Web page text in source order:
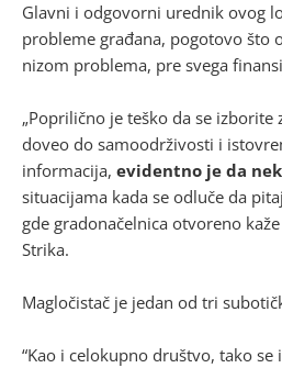
Glavni i odgovorni urednik ovog
probleme građana, pogotovo što
nizom problema, pre svega
„Poprilično je teško da se
doveo do samoodrživosti i
informacija, evidentno je da
situacijama kada se odluče da
gde gradonačelnica otvoreno
Strika.
Magločistač je jedan od tri
“Kao i celokupno društvo, tako